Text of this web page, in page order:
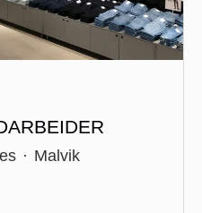
· Malvik